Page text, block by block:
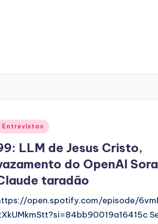
Entrevistas
LLM de Jesus Cristo,
do OpenAI
taradão
open.spotify.com/episode/